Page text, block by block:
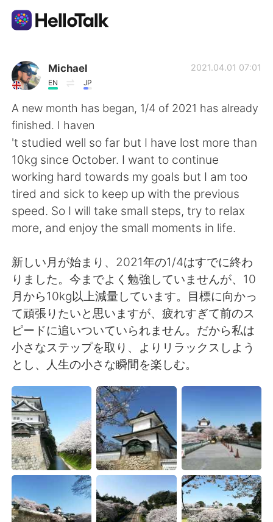
Appli d'échange linguistique
AI Grammar Checker
Français
English 简体中文
繁體中文 Español
日本語 한국어
Русский ไทย
Indonesia Italiano
Türkçe Tiếng Việt
Português
Michael
EN JP
2021.04.01 07:01
A new month has began, 1/4 of 2021 has already
finished. I haven
't studied well so far but I have lost more than
10kg since October. I want to continue
working hard towards my goals but I am too
tired and sick to keep up with the previous
speed. So I will take small steps, try to relax
more, and enjoy the small moments in life.
新しい月が始まり、2021年の1/4はすでに終わ
りました。今までよく勉強していませんが、10
月から10kg以上減量しています。目標に向かっ
て頑張りたいと思いますが、疲れすぎて前のス
ピードに追いついていられません。だから私は
小さなステップを取り、よりリラックスしよう
とし、人生の小さな瞬間を楽しむ。